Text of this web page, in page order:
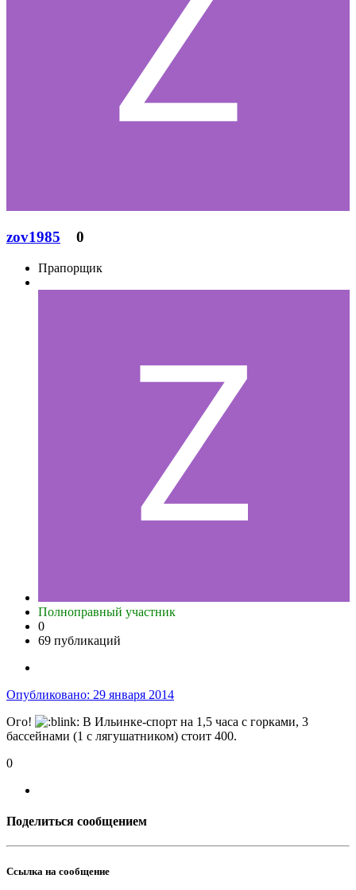
zov1985 0
Прапорщик
Полноправный участник
0
69 публикаций
Опубликовано: 29 января 2014
Ого!
В Ильинке-спорт на 1,5 часа с горками, 3
бассейнами (1 с лягушатником) стоит 400.
0
Поделиться сообщением
Ссылка на сообщение